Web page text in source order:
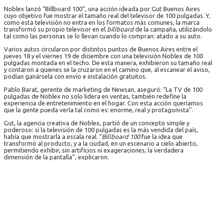
Noblex lanzó “Billboard 100”, una acción ideada por Gut Buenos Aires
cuyo objetivo fue mostrar el tamaño real del televisor de 100 pulgadas. Y,
como esta televisión no entra en los formatos más comunes, la marca
transformó su propio televisor en el billboardde la campaña, utilizándolo
tal como las personas se lo llevan cuando lo compran: atado a su auto.
Varios autos circularon por distintos puntos de Buenos Aires entre el
jueves 18 y el viernes 19 de diciembre con una televisión Noblex de 100
pulgadas montada en el techo. De esta manera, exhibieron su tamaño real
y contaron a quienes se la cruzaron en el camino que, al escanear el aviso,
podían ganársela con envío e instalación gratuitos.
Pablo Barat, gerente de marketing de Newsan, aseguró: “La TV de 100
pulgadas de Noblex no solo lidera en ventas, también redefine la
experiencia de entretenimiento en el hogar. Con esta acción queríamos
que la gente pueda verla tal como es: enorme, real y protagonista”.
Gut, la agencia creativa de Noblex, partió de un concepto simple y
poderoso: si la televisión de 100 pulgadas es la más vendida del país,
había que mostrarla a escala real. “Billboard 100fue la idea que
transformó al producto, y a la ciudad, en un escenario a cielo abierto,
permitiendo exhibir, sin artificios ni exageraciones, la verdadera
dimensión de la pantalla”, explicaron.